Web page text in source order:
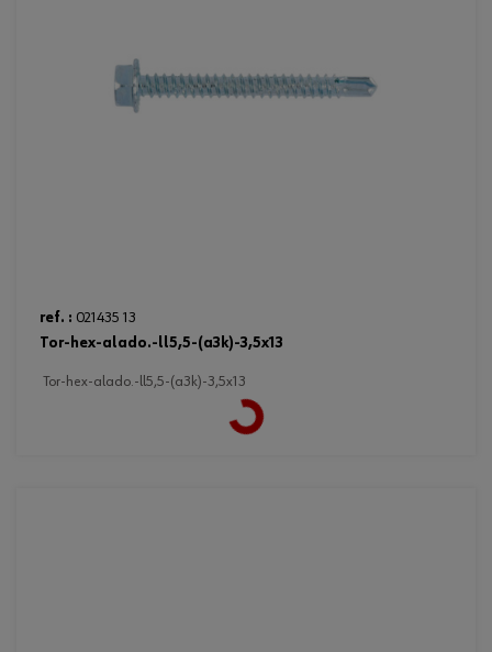
ref. : 021435 13
tor-hex-alado.-ll5,5-(a3k)-3,5x13
tor-hex-alado.-ll5,5-(a3k)-3,5x13 Loading...